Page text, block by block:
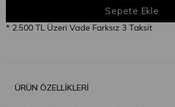
* 2.500 TL Üzeri Vade Farksız 3 Taksit
ÜRÜN ÖZELLIKLERI